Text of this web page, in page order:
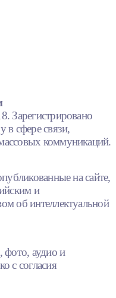
в сфере связи,
коммуникаций.
на сайте,
и
об интеллектуальной
фото, аудио и
с согласия